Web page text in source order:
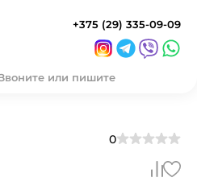
+375 (29) 335-09-09
или пишите
0